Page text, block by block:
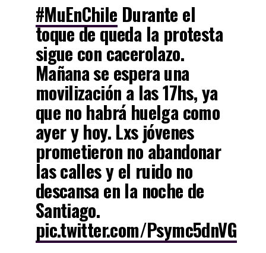
#MuEnChile Durante el
toque de queda la protesta
sigue con cacerolazo.
Mañana se espera una
movilización a las 17hs, ya
que no habrá huelga como
ayer y hoy. Lxs jóvenes
prometieron no abandonar
las calles y el ruido no
descansa en la noche de
Santiago.
pic.twitter.com/Psymc5dnVG